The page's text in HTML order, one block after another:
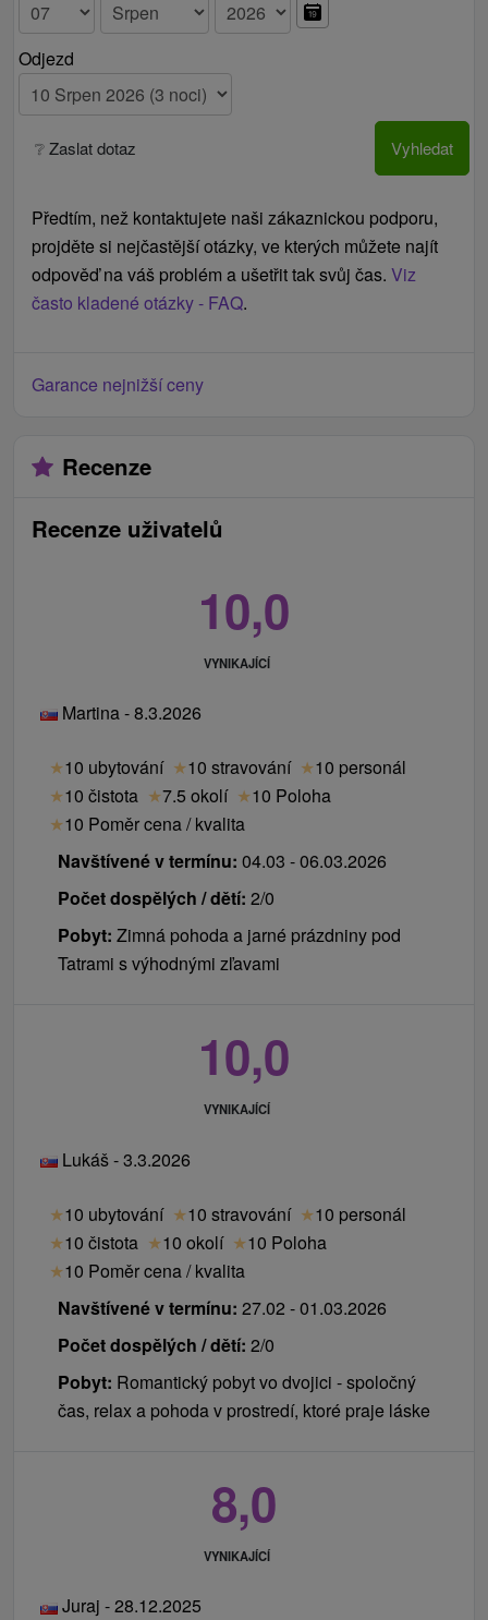
Odjezd
❔ Zaslat dotaz Vyhledat
Předtím, než kontaktujete naši zákaznickou podporu,
projděte si nejčastější otázky, ve kterých můžete najít
odpověď na váš problém a ušetřit tak svůj čas. Viz
často kladené otázky - FAQ.
Garance nejnižší ceny
Recenze
Recenze uživatelů
10,0
VYNIKAJÍCÍ
Martina - 8.3.2026
★10 ubytování ★10 stravování ★10 personál
★10 čistota ★7.5 okolí ★10 Poloha
★10 Poměr cena / kvalita
Navštívené v termínu: 04.03 - 06.03.2026
Počet dospělých / dětí: 2/0
Pobyt: Zimná pohoda a jarné prázdniny pod
Tatrami s výhodnými zľavami
10,0
VYNIKAJÍCÍ
Lukáš - 3.3.2026
★10 ubytování ★10 stravování ★10 personál
★10 čistota ★10 okolí ★10 Poloha
★10 Poměr cena / kvalita
Navštívené v termínu: 27.02 - 01.03.2026
Počet dospělých / dětí: 2/0
Pobyt: Romantický pobyt vo dvojici - spoločný
čas, relax a pohoda v prostredí, ktoré praje láske
8,0
VYNIKAJÍCÍ
Juraj - 28.12.2025